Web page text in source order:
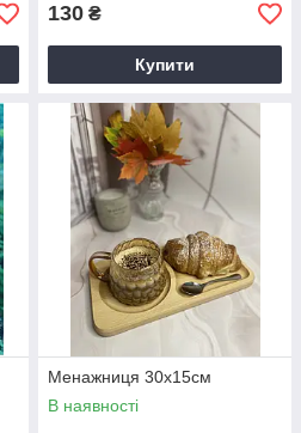
130 ₴
Купити
Менажниця 30х15см
В наявності